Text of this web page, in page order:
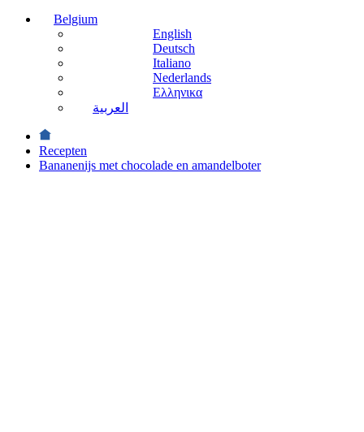
Belgium
English
Deutsch
Italiano
Nederlands
Ελληνικα
العربية
Recepten
Bananenijs met chocolade en amandelboter